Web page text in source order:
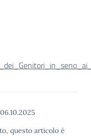
06.10.2025
questo articolo è